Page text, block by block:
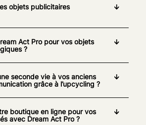
objets publicitaires
Act Pro pour vos objets
?
seconde vie à vos anciens
grâce à l’upcycling ?
boutique en ligne pour vos
avec Dream Act Pro ?